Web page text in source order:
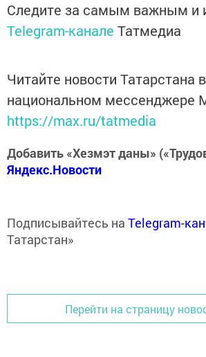
Следите за самым важным и
Telegram-канале Татмедиа
Читайте новости Татарстана в
национальном мессенджере
https://max.ru/tatmedia
Добавить «Хезмэт даны»
Яндекс.Новости
Подписывайтесь на Telegram-
Татарстан»
Перейти на страницу